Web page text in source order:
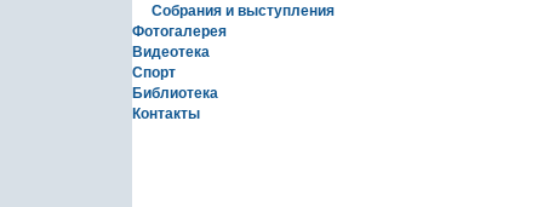
Собрания и выступления
Фотогалерея
Видеотека
Спорт
Библиотека
Контакты